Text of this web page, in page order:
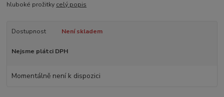
hluboké prožitky celý popis
Dostupnost Není skladem
Nejsme plátci DPH
Momentálně není k dispozici